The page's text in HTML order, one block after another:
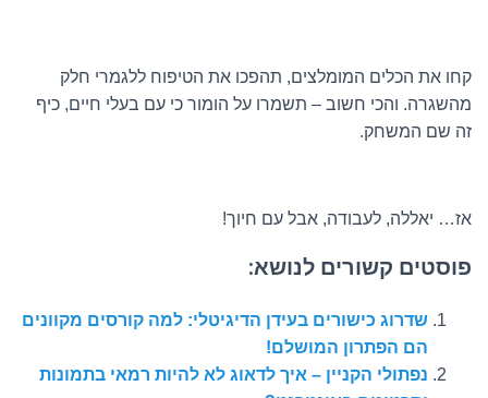
קחו את הכלים המומלצים, תהפכו את הטיפוח ללגמרי חלק
מהשגרה. והכי חשוב – תשמרו על הומור כי עם בעלי חיים, כיף
זה שם המשחק.
אז… יאללה, לעבודה, אבל עם חיוך!
פוסטים קשורים לנושא:
שדרוג כישורים בעידן הדיגיטלי: למה קורסים מקוונים
הם הפתרון המושלם!
נפתולי הקניין – איך לדאוג לא להיות רמאי בתמונות